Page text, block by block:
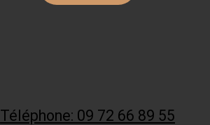
Téléphone: 09 72 66 89 55